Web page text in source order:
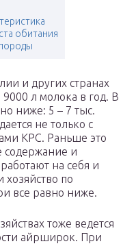
обитания
и других странах
л молока в год. В
ниже: 5 – 7 тыс.
не только с
КРС. Раньше это
содержание и
на себя и
хозяйство по
все равно ниже.
тоже ведется
айрширок. При